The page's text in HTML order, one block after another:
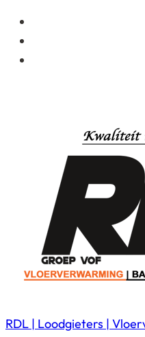
RDL | Loodgieters |